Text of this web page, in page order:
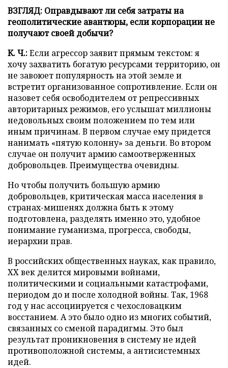
ВЗГЛЯД: Оправдывают ли себя затраты на
геополитические авантюры, если корпорации не
получают своей добычи?
К. Ч.:Если агрессор заявит прямым текстом: я
хочу захватить богатую ресурсами территорию, он
не завоюет популярность на этой земле и
встретит организованное сопротивление. Если он
назовет себя освободителем от репрессивных
авторитарных режимов, его услышат миллионы
недовольных своим положением по тем или
иным причинам. В первом случае ему придется
нанимать «пятую колонну» за деньги. Во втором
случае он получит армию самоотверженных
добровольцев. Преимущества очевидны.
Но чтобы получить большую армию
добровольцев, критическая масса населения в
странах-мишенях должна быть к этому
подготовлена, разделять именно это, удобное
понимание гуманизма, прогресса, свободы,
иерархии прав.
В российских общественных науках, как правило,
ХХ век делится мировыми войнами,
политическими и социальными катастрофами,
периодом до и после холодной войны. Так, 1968
год у нас ассоциируется с чехословацким
восстанием. А это было одно из многих событий,
связанных со сменой парадигмы. Это был
результат проникновения в систему не идей
противоположной системы, а антисистемных
идей.